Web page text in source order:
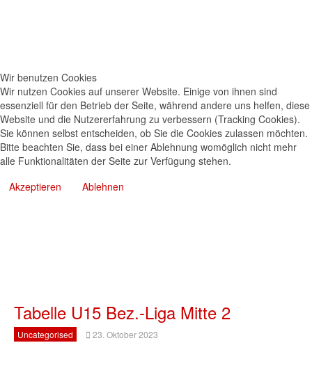
Tabelle U15 Bez.-Liga Mitte 2
Uncategorised 23. Oktober 2023
Wir benutzen Cookies
Wir nutzen Cookies auf unserer Website. Einige von ihnen sind
essenziell für den Betrieb der Seite, während andere uns helfen, diese
Website und die Nutzererfahrung zu verbessern (Tracking Cookies).
Sie können selbst entscheiden, ob Sie die Cookies zulassen möchten.
Bitte beachten Sie, dass bei einer Ablehnung womöglich nicht mehr
alle Funktionalitäten der Seite zur Verfügung stehen.
Akzeptieren
Ablehnen